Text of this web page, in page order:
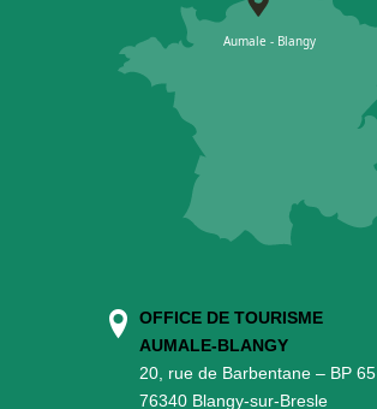
OFFICE DE TOURISME
AUMALE-BLANGY
20, rue de Barbentane – BP 65
76340 Blangy-sur-Bresle